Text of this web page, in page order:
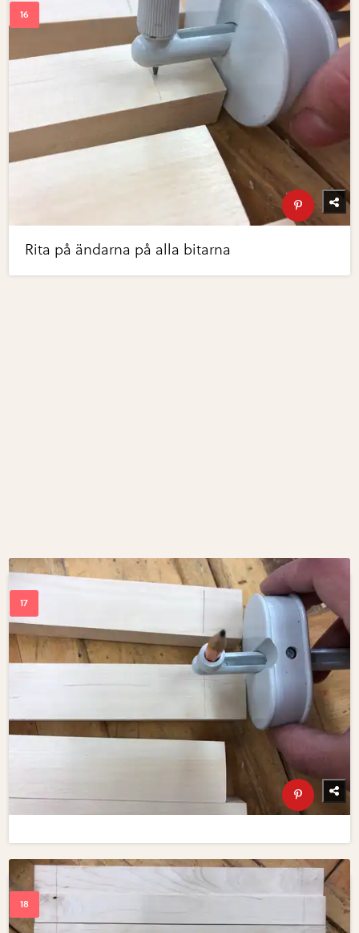
Rita på ändarna på alla bitarna